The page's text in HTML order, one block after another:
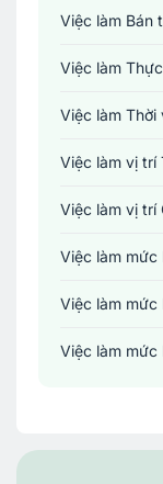
Y tế - Chăm
Việc làm Bán
Việc làm
Việc làm Thời
Việc làm vị trí
Việc làm vị trí
Việc làm
Việc làm
Việc làm mức